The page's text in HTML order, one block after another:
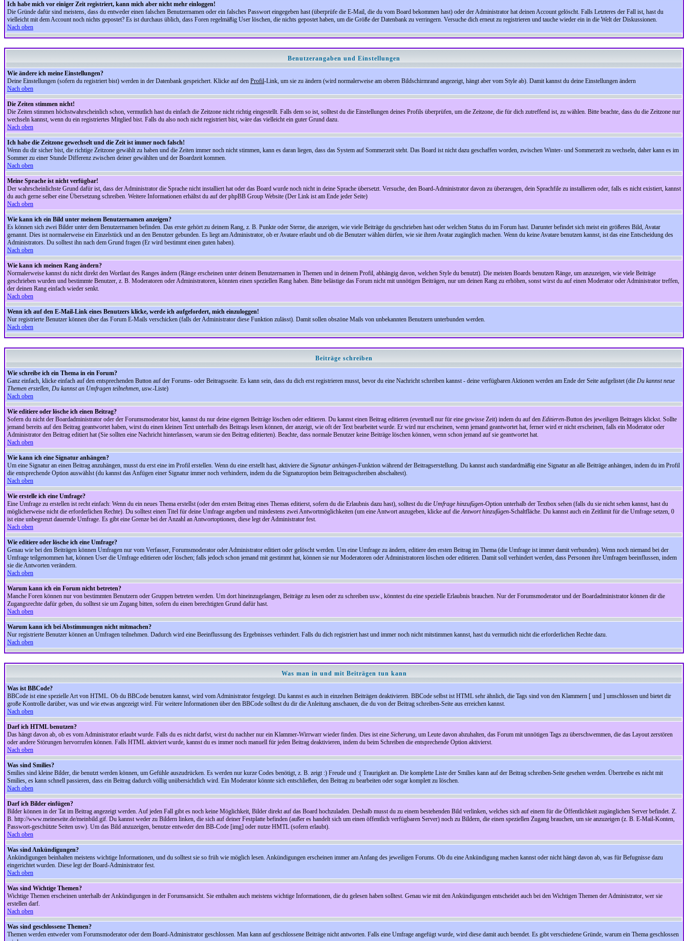
Ich habe mich vor einiger Zeit registriert, kann mich aber nicht mehr einloggen!
Die Gründe dafür sind meistens, dass du entweder einen falschen Benutzernamen oder ein falsches Passwort eingegeben hast (überprüfe die E-Mail, die du vom Board bekommen hast) oder der Administrator hat deinen Account gelöscht. Falls Letzteres der Fall ist, hast du
vielleicht mit dem Account noch nichts gepostet? Es ist durchaus üblich, dass Foren regelmäßig User löschen, die nichts gepostet haben, um die Größe der Datenbank zu verringern. Versuche dich erneut zu registrieren und tauche wieder ein in die Welt der Diskussionen.
Nach oben
Benutzerangaben und Einstellungen
Wie ändere ich meine Einstellungen?
Deine Einstellungen (sofern du registriert bist) werden in der Datenbank gespeichert. Klicke auf den Profil-Link, um sie zu ändern (wird normalerweise am oberen Bildschirmrand angezeigt, hängt aber vom Style ab). Damit kannst du deine Einstellungen ändern
Nach oben
Die Zeiten stimmen nicht!
Die Zeiten stimmen höchstwahrscheinlich schon, vermutlich hast du einfach die Zeitzone nicht richtig eingestellt. Falls dem so ist, solltest du die Einstellungen deines Profils überprüfen, um die Zeitzone, die für dich zutreffend ist, zu wählen. Bitte beachte, dass du die Zeitzone nur
wechseln kannst, wenn du ein registriertes Mitglied bist. Falls du also noch nicht registriert bist, wäre das vielleicht ein guter Grund dazu.
Nach oben
Ich habe die Zeitzone gewechselt und die Zeit ist immer noch falsch!
Wenn du dir sicher bist, die richtige Zeitzone gewählt zu haben und die Zeiten immer noch nicht stimmen, kann es daran liegen, dass das System auf Sommerzeit steht. Das Board ist nicht dazu geschaffen worden, zwischen Winter- und Sommerzeit zu wechseln, daher kann es im
Sommer zu einer Stunde Differenz zwischen deiner gewählten und der Boardzeit kommen.
Nach oben
Meine Sprache ist nicht verfügbar!
Der wahrscheinlichste Grund dafür ist, dass der Administrator die Sprache nicht installiert hat oder das Board wurde noch nicht in deine Sprache übersetzt. Versuche, den Board-Administrator davon zu überzeugen, dein Sprachfile zu installieren oder, falls es nicht existiert, kannst
du auch gerne selber eine Übersetzung schreiben. Weitere Informationen erhältst du auf der phpBB Group Website (Der Link ist am Ende jeder Seite)
Nach oben
Wie kann ich ein Bild unter meinem Benutzernamen anzeigen?
Es können sich zwei Bilder unter dem Benutzernamen befinden. Das erste gehört zu deinem Rang, z. B. Punkte oder Sterne, die anzeigen, wie viele Beiträge du geschrieben hast oder welchen Status du im Forum hast. Darunter befindet sich meist ein größeres Bild, Avatar
genannt. Dies ist normalerweise ein Einzelstück und an den Benutzer gebunden. Es liegt am Administrator, ob er Avatare erlaubt und ob die Benutzer wählen dürfen, wie sie ihren Avatar zugänglich machen. Wenn du keine Avatare benutzen kannst, ist das eine Entscheidung des
Administrators. Du solltest ihn nach dem Grund fragen (Er wird bestimmt einen guten haben).
Nach oben
Wie kann ich meinen Rang ändern?
Normalerweise kannst du nicht direkt den Wortlaut des Ranges ändern (Ränge erscheinen unter deinem Benutzernamen in Themen und in deinem Profil, abhängig davon, welchen Style du benutzt). Die meisten Boards benutzen Ränge, um anzuzeigen, wie viele Beiträge
geschrieben wurden und bestimmte Benutzer, z. B. Moderatoren oder Administratoren, könnten einen speziellen Rang haben. Bitte belästige das Forum nicht mit unnötigen Beiträgen, nur um deinen Rang zu erhöhen, sonst wirst du auf einen Moderator oder Administrator treffen,
der deinen Rang einfach wieder senkt.
Nach oben
Wenn ich auf den E-Mail-Link eines Benutzers klicke, werde ich aufgefordert, mich einzuloggen!
Nur registrierte Benutzer können über das Forum E-Mails verschicken (falls der Administrator diese Funktion zulässt). Damit sollen obszöne Mails von unbekannten Benutzern unterbunden werden.
Nach oben
Beiträge schreiben
Wie schreibe ich ein Thema in ein Forum?
Ganz einfach, klicke einfach auf den entsprechenden Button auf der Forums- oder Beitragsseite. Es kann sein, dass du dich erst registrieren musst, bevor du eine Nachricht schreiben kannst - deine verfügbaren Aktionen werden am Ende der Seite aufgelistet (die Du kannst neue
Themen erstellen, Du kannst an Umfragen teilnehmen, usw.-Liste)
Nach oben
Wie editiere oder lösche ich einen Beitrag?
Sofern du nicht der Boardadministrator oder der Forumsmoderator bist, kannst du nur deine eigenen Beiträge löschen oder editieren. Du kannst einen Beitrag editieren (eventuell nur für eine gewisse Zeit) indem du auf den Editieren-Button des jeweiligen Beitrages klickst. Sollte
jemand bereits auf den Beitrag geantwortet haben, wirst du einen kleinen Text unterhalb des Beitrags lesen können, der anzeigt, wie oft der Text bearbeitet wurde. Er wird nur erscheinen, wenn jemand geantwortet hat, ferner wird er nicht erscheinen, falls ein Moderator oder
Administrator den Beitrag editiert hat (Sie sollten eine Nachricht hinterlassen, warum sie den Beitrag editierten). Beachte, dass normale Benutzer keine Beiträge löschen können, wenn schon jemand auf sie geantwortet hat.
Nach oben
Wie kann ich eine Signatur anhängen?
Um eine Signatur an einen Beitrag anzuhängen, musst du erst eine im Profil erstellen. Wenn du eine erstellt hast, aktiviere die Signatur anhängen-Funktion während der Beitragserstellung. Du kannst auch standardmäßig eine Signatur an alle Beiträge anhängen, indem du im Profil
die entsprechende Option auswählst (du kannst das Anfügen einer Signatur immer noch verhindern, indem du die Signaturoption beim Beitragsschreiben abschaltest).
Nach oben
Wie erstelle ich eine Umfrage?
Eine Umfrage zu erstellen ist recht einfach: Wenn du ein neues Thema erstellst (oder den ersten Beitrag eines Themas editierst, sofern du die Erlaubnis dazu hast), solltest du die Umfrage hinzufügen-Option unterhalb der Textbox sehen (falls du sie nicht sehen kannst, hast du
möglicherweise nicht die erforderlichen Rechte). Du solltest einen Titel für deine Umfrage angeben und mindestens zwei Antwortmöglichkeiten (um eine Antwort anzugeben, klicke auf dieAntwort hinzufügen-Schaltfläche. Du kannst auch ein Zeitlimit für die Umfrage setzen, 0
ist eine unbegrenzt dauernde Umfrage. Es gibt eine Grenze bei der Anzahl an Antwortoptionen, diese legt der Administrator fest.
Nach oben
Wie editiere oder lösche ich eine Umfrage?
Genau wie bei den Beiträgen können Umfragen nur vom Verfasser, Forumsmoderator oder Administrator editiert oder gelöscht werden. Um eine Umfrage zu ändern, editiere den ersten Beitrag im Thema (die Umfrage ist immer damit verbunden). Wenn noch niemand bei der
Umfrage teilgenommen hat, können User die Umfrage editieren oder löschen; falls jedoch schon jemand mit gestimmt hat, können sie nur Moderatoren oder Administratoren löschen oder editieren. Damit soll verhindert werden, dass Personen ihre Umfragen beeinflussen, indem
sie die Antworten verändern.
Nach oben
Warum kann ich ein Forum nicht betreten?
Manche Foren können nur von bestimmten Benutzern oder Gruppen betreten werden. Um dort hineinzugelangen, Beiträge zu lesen oder zu schreiben usw., könntest du eine spezielle Erlaubnis brauchen. Nur der Forumsmoderator und der Boardadministrator können dir die
Zugangsrechte dafür geben, du solltest sie um Zugang bitten, sofern du einen berechtigten Grund dafür hast.
Nach oben
Warum kann ich bei Abstimmungen nicht mitmachen?
Nur registrierte Benutzer können an Umfragen teilnehmen. Dadurch wird eine Beeinflussung des Ergebnisses verhindert. Falls du dich registriert hast und immer noch nicht mitstimmen kannst, hast du vermutlich nicht die erforderlichen Rechte dazu.
Nach oben
Was man in und mit Beiträgen tun kann
Was ist BBCode?
BBCode ist eine spezielle Art von HTML. Ob du BBCode benutzen kannst, wird vom Administrator festgelegt. Du kannst es auch in einzelnen Beiträgen deaktivieren. BBCode selbst ist HTML sehr ähnlich, die Tags sind von den Klammern [ und ] umschlossen und bietet dir
große Kontrolle darüber, was und wie etwas angezeigt wird. Für weitere Informationen über den BBCode solltest du dir die Anleitung anschauen, die du von der Beitrag schreiben-Seite aus erreichen kannst.
Nach oben
Darf ich HTML benutzen?
Das hängt davon ab, ob es vom Administrator erlaubt wurde. Falls du es nicht darfst, wirst du nachher nur ein Klammer-Wirrwarr wieder finden. Dies ist eine Sicherung, um Leute davon abzuhalten, das Forum mit unnötigen Tags zu überschwemmen, die das Layout zerstören
oder andere Störungen hervorrufen können. Falls HTML aktiviert wurde, kannst du es immer noch manuell für jeden Beitrag deaktivieren, indem du beim Schreiben die entsprechende Option aktivierst.
Nach oben
Was sind Smilies?
Smilies sind kleine Bilder, die benutzt werden können, um Gefühle auszudrücken. Es werden nur kurze Codes benötigt, z. B. zeigt :) Freude und :( Traurigkeit an. Die komplette Liste der Smilies kann auf der Beitrag schreiben-Seite gesehen werden. Übertreibe es nicht mit
Smilies, es kann schnell passieren, dass ein Beitrag dadurch völlig unübersichtlich wird. Ein Moderator könnte sich entschließen, den Beitrag zu bearbeiten oder sogar komplett zu löschen.
Nach oben
Darf ich Bilder einfügen?
Bilder können in der Tat im Beitrag angezeigt werden. Auf jeden Fall gibt es noch keine Möglichkeit, Bilder direkt auf das Board hochzuladen. Deshalb musst du zu einem bestehenden Bild verlinken, welches sich auf einem für die Öffentlichkeit zugänglichen Server befindet. Z.
B. http://www.meineseite.de/meinbild.gif. Du kannst weder zu Bildern linken, die sich auf deiner Festplatte befinden (außer es handelt sich um einen öffentlich verfügbaren Server) noch zu Bildern, die einen speziellen Zugang brauchen, um sie anzuzeigen (z. B. E-Mail-Konten,
Passwort-geschützte Seiten usw). Um das Bild anzuzeigen, benutze entweder den BB-Code [img] oder nutze HMTL (sofern erlaubt).
Nach oben
Was sind Ankündigungen?
Ankündigungen beinhalten meistens wichtige Informationen, und du solltest sie so früh wie möglich lesen. Ankündigungen erscheinen immer am Anfang des jeweiligen Forums. Ob du eine Ankündigung machen kannst oder nicht hängt davon ab, was für Befugnisse dazu
eingerichtet wurden. Diese legt der Board-Administrator fest.
Nach oben
Was sind Wichtige Themen?
Wichtige Themen erscheinen unterhalb der Ankündigungen in der Forumsansicht. Sie enthalten auch meistens wichtige Informationen, die du gelesen haben solltest. Genau wie mit den Ankündigungen entscheidet auch bei den Wichtigen Themen der Administrator, wer sie
erstellen darf.
Nach oben
Was sind geschlossene Themen?
Themen werden entweder vom Forumsmoderator oder dem Board-Administrator geschlossen. Man kann auf geschlossene Beiträge nicht antworten. Falls eine Umfrage angefügt wurde, wird diese damit auch beendet. Es gibt verschiedene Gründe, warum ein Thema geschlossen